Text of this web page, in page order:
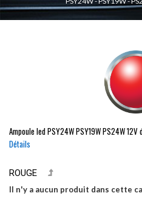
Ampoule ledPSY24WPSY19WPS24W12V
Détails
ROUGE
Il n'y a aucun produit dans cette